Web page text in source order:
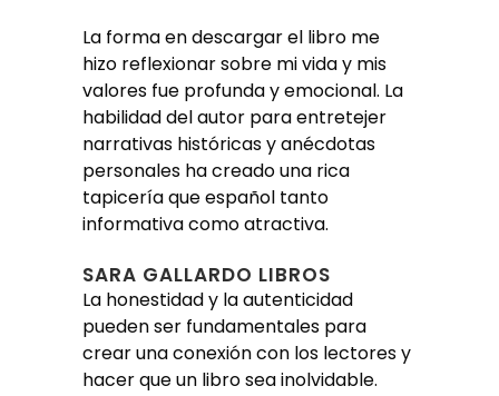
La forma en descargar el libro me
hizo reflexionar sobre mi vida y mis
valores fue profunda y emocional. La
habilidad del autor para entretejer
narrativas históricas y anécdotas
personales ha creado una rica
tapicería que español tanto
informativa como atractiva.
SARA GALLARDO LIBROS
La honestidad y la autenticidad
pueden ser fundamentales para
crear una conexión con los lectores y
hacer que un libro sea inolvidable.